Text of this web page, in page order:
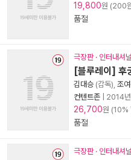
19,800원 (200
품절
극장판 · 인터내셔
[블루레이] 후
김대승 (감독), 조
컨텐트존
2014
26,700원 (10%
품절
극장판 · 인터내셔